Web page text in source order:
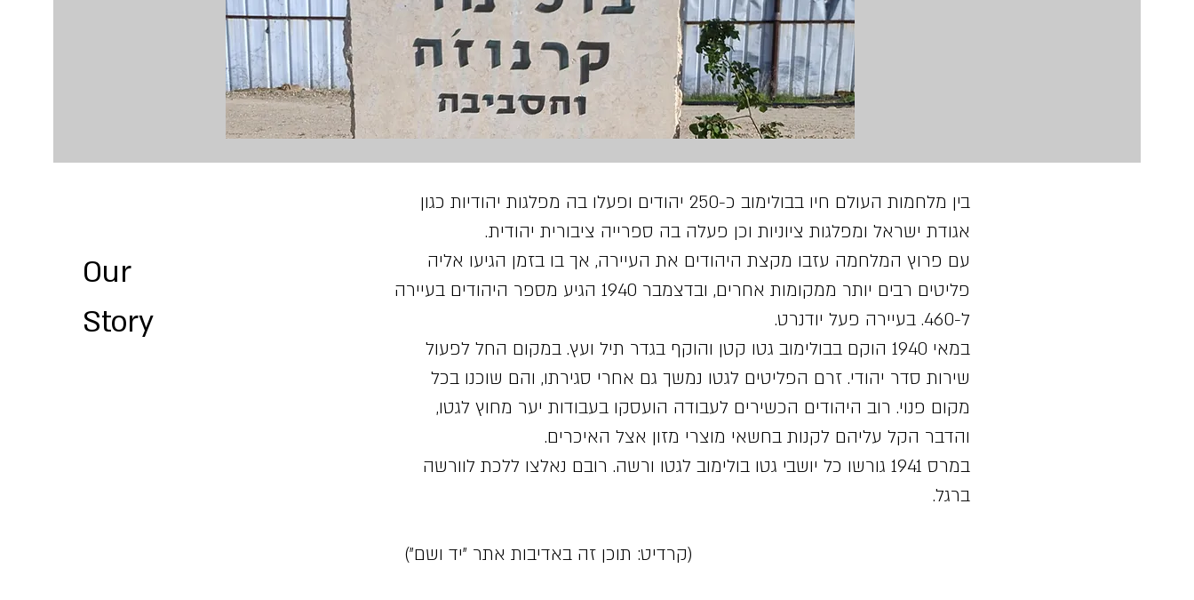
Our
Story
בין מלחמות העולם חיו בבולימוב כ-250 יהודים ופעלו בה מפלגות יהודיות כגון
אגודת ישראל ומפלגות ציוניות וכן פעלה בה ספרייה ציבורית יהודית.
עם פרוץ המלחמה עזבו מקצת היהודים את העיירה, אך בו בזמן הגיעו אליה
פליטים רבים יותר ממקומות אחרים, ובדצמבר 1940 הגיע מספר היהודים בעיירה
ל-460. בעיירה פעל יודנרט.
במאי 1940 הוקם בבולימוב גטו קטן והוקף בגדר תיל ועץ. במקום החל לפעול
שירות סדר יהודי. זרם הפליטים לגטו נמשך גם אחרי סגירתו, והם שוכנו בכל
מקום פנוי. רוב היהודים הכשירים לעבודה הועסקו בעבודות יער מחוץ לגטו,
והדבר הקל עליהם לקנות בחשאי מוצרי מזון אצל האיכרים.
במרס 1941 גורשו כל יושבי גטו בולימוב לגטו ורשה. רובם נאלצו ללכת לוורשה
ברגל.
(קרדיט: תוכן זה באדיבות אתר "יד ושם")